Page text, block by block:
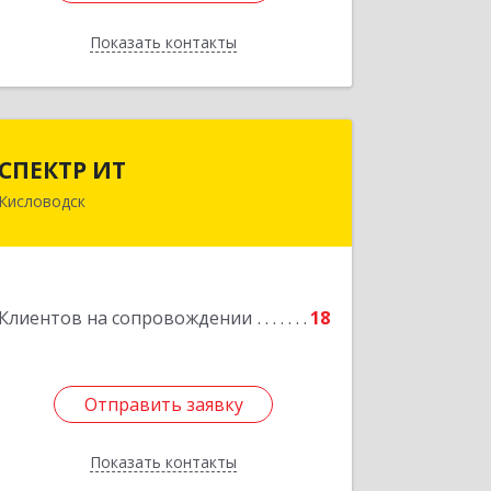
Показать контакты
Назад
СПЕКТР ИТ
Кисловодск
Клиентов на сопровождении 18
Отправить заявку
Показать контакты
357736, Ставропольский край,
Подробнее
Отправить заявку
Назад